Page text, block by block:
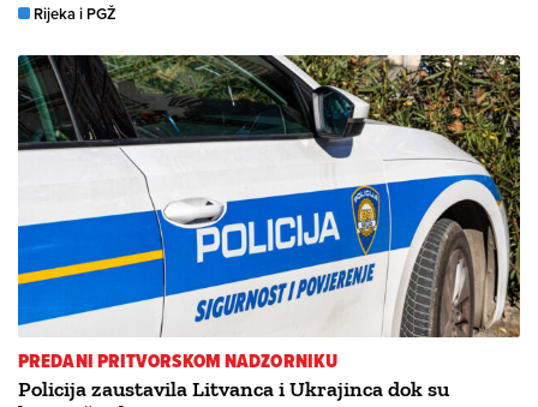
Rijeka i PGŽ
PREDANI PRITVORSKOM NADZORNIKU
Policija zaustavila Litvanca i Ukrajinca dok su